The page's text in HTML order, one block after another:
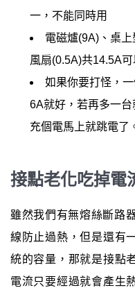
一，不能同時用
電磁爐(9A)、桌
風扇(0.5A)共14.5A
如果你要打怪，
6A就好，若再多一
充個電馬上就跳電了
接點老化吃掉電
雖然我們有無熔絲斷路
線防止過熱，但是還有
統的容量，那就是接點
電流只要經過就會產生